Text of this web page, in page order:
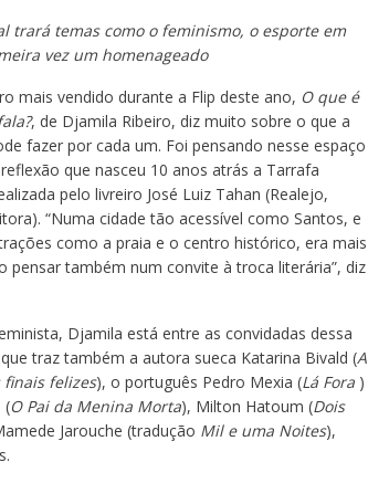
trará temas como o feminismo, o esporte em
vez um homenageado
mais vendido durante a Flip deste ano, O que é
, de Djamila Ribeiro, diz muito sobre o que a
fazer por cada um. Foi pensando nesse espaço
que nasceu 10 anos atrás a Tarrafa
pelo livreiro José Luiz Tahan (Realejo,
“Numa cidade tão acessível como Santos, e
como a praia e o centro histórico, era mais
pensar também num convite à troca literária”, diz
Djamila está entre as convidadas dessa
traz também a autora sueca Katarina Bivald (A
felizes), o português Pedro Mexia (Lá Fora)
(O Pai da Menina Morta), Milton Hatoum (Dois
Jarouche (tradução Mil e uma Noites),